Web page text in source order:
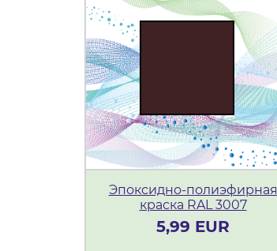
Эпоксидно-полиэфирная
краска RAL 3007
5,99 EUR